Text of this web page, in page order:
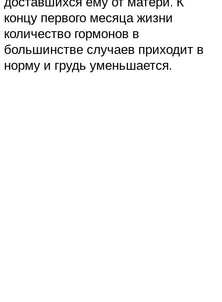
концу первого месяца жизни
количество гормонов в
большинстве случаев приходит в
норму и грудь уменьшается.